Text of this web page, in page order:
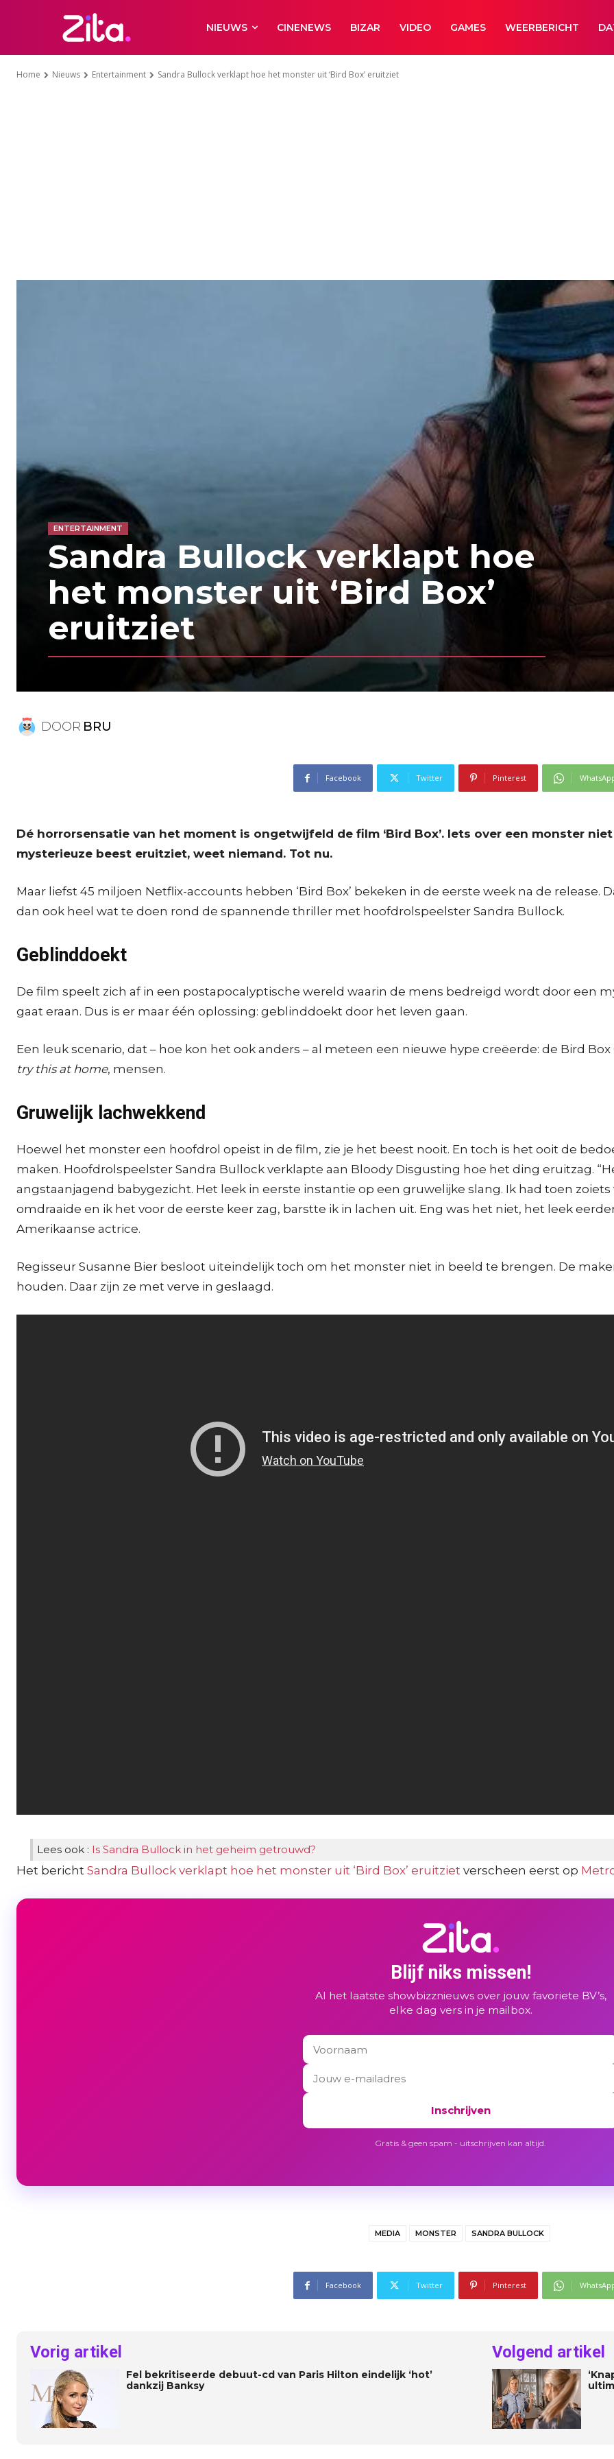
NIEUWS CINENEWS BIZAR VIDEO GAMES WEERBERICHT
Home Nieuws Entertainment Sandra Bullock verklapt hoe het monster uit ‘Bird Box’ eruitziet
ENTERTAINMENT
Sandra Bullock verklapt hoe
het monster uit ‘Bird Box’
eruitziet
DOOR BRU
Facebook Twitter Pinterest
Dé horrorsensatie van het moment is ongetwijfeld de film ‘Bird Box’. Iets over een monster
mysterieuze beest eruitziet, weet niemand. Tot nu.
Maar liefst 45 miljoen Netflix-accounts hebben ‘Bird Box’ bekeken in de eerste week na de release.
dan ook heel wat te doen rond de spannende thriller met hoofdrolspeelster Sandra Bullock.
Geblinddoekt
De film speelt zich af in een postapocalyptische wereld waarin de mens bedreigd wordt door een
gaat eraan. Dus is er maar één oplossing: geblinddoekt door het leven gaan.
Een leuk scenario, dat – hoe kon het ook anders – al meteen een nieuwe hype creëerde: de Bird
try this at home, mensen.
Gruwelijk lachwekkend
Hoewel het monster een hoofdrol opeist in de film, zie je het beest nooit. En toch is het ooit de
maken. Hoofdrolspeelster Sandra Bullock verklapte aan Bloody Disgusting hoe het ding eruitzag.
angstaanjagend babygezicht. Het leek in eerste instantie op een gruwelijke slang. Ik had toen zoiets
omdraaide en ik het voor de eerste keer zag, barstte ik in lachen uit. Eng was het niet, het leek
Amerikaanse actrice.
Regisseur Susanne Bier besloot uiteindelijk toch om het monster niet in beeld te brengen. De
houden. Daar zijn ze met verve in geslaagd.
Lees ook : Is Sandra Bullock in het geheim getrouwd?
Het bericht Sandra Bullock verklapt hoe het monster uit ‘Bird Box’ eruitziet verscheen eerst op
Blijf niks missen!
Al het laatste showbizznieuws over jouw favoriete BV’s,
elke dag vers in je mailbox.
Inschrijven
Gratis & geen spam - uitschrijven kan altijd.
MEDIA MONSTER SANDRA BULLOCK
Facebook Twitter Pinterest
Vorig artikel
Fel bekritiseerde debuut-cd van Paris Hilton eindelijk ‘hot’
dankzij Banksy
Volgend artikel